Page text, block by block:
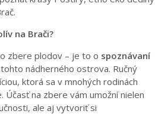
na Brači?
zbere plodov – je to o spoznávaní
tohto nádherného ostrova. Ručný
ktorá sa v mnohých rodinách
Účasť na zbere vám umožní nielen
ale aj vytvoriť si